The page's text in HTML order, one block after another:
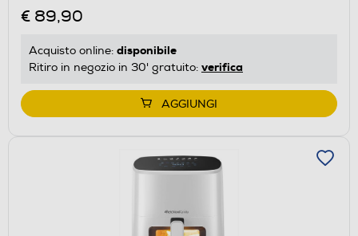
€ 89,90
Acquisto online: disponibile
Ritiro in negozio in 30' gratuito: verifica
AGGIUNGI